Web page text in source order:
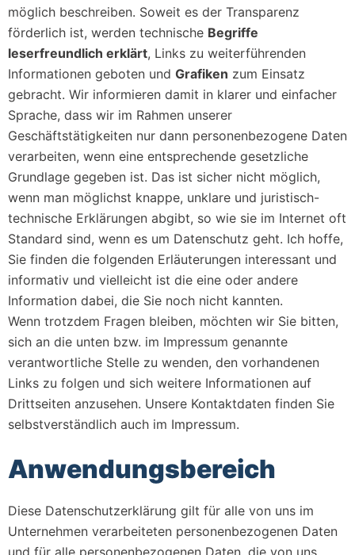
möglich beschreiben. Soweit es der Transparenz
förderlich ist, werden technische Begriffe
leserfreundlich erklärt, Links zu weiterführenden
Informationen geboten und Grafiken zum Einsatz
gebracht. Wir informieren damit in klarer und einfacher
Sprache, dass wir im Rahmen unserer
Geschäftstätigkeiten nur dann personenbezogene Daten
verarbeiten, wenn eine entsprechende gesetzliche
Grundlage gegeben ist. Das ist sicher nicht möglich,
wenn man möglichst knappe, unklare und juristisch-
technische Erklärungen abgibt, so wie sie im Internet oft
Standard sind, wenn es um Datenschutz geht. Ich hoffe,
Sie finden die folgenden Erläuterungen interessant und
informativ und vielleicht ist die eine oder andere
Information dabei, die Sie noch nicht kannten.
Wenn trotzdem Fragen bleiben, möchten wir Sie bitten,
sich an die unten bzw. im Impressum genannte
verantwortliche Stelle zu wenden, den vorhandenen
Links zu folgen und sich weitere Informationen auf
Drittseiten anzusehen. Unsere Kontaktdaten finden Sie
selbstverständlich auch im Impressum.
Anwendungsbereich
Diese Datenschutzerklärung gilt für alle von uns im
Unternehmen verarbeiteten personenbezogenen Daten
und für alle personenbezogenen Daten, die von uns